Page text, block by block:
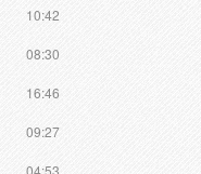
10:42
08:30
16:46
09:27
04:53